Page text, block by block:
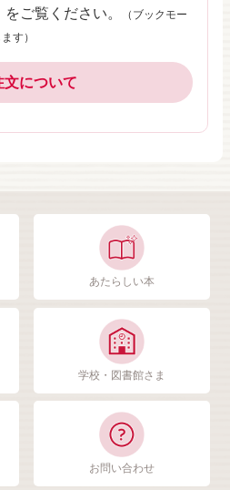
をご覧ください。
（ブックモー
す）
文について
あたらしい本
学校・図書館さま
お問い合わせ